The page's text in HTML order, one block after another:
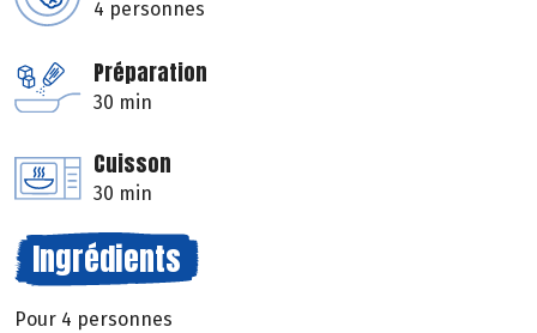
4 personnes
Préparation
30 min
Cuisson
30 min
Ingrédients
Pour 4 personnes